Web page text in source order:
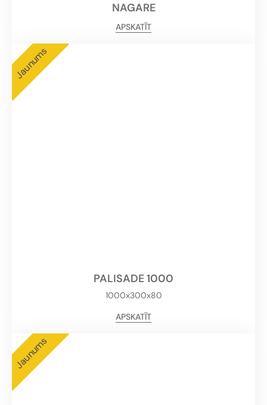
NAGARE
APSKATĪT
Jaunums
PALISADE 1000
1000x300x80
APSKATĪT
Jaunums